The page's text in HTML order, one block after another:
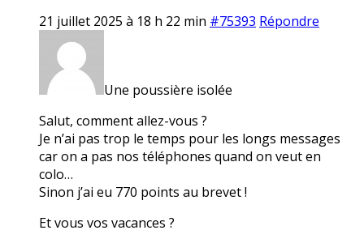
21 juillet 2025 à 18 h 22 min #75393 Répondre
Une poussière isolée
Salut, comment allez-vous ?
Je n’ai pas trop le temps pour les longs messages
car on a pas nos téléphones quand on veut en
colo…
Sinon j’ai eu 770 points au brevet !
Et vous vos vacances ?